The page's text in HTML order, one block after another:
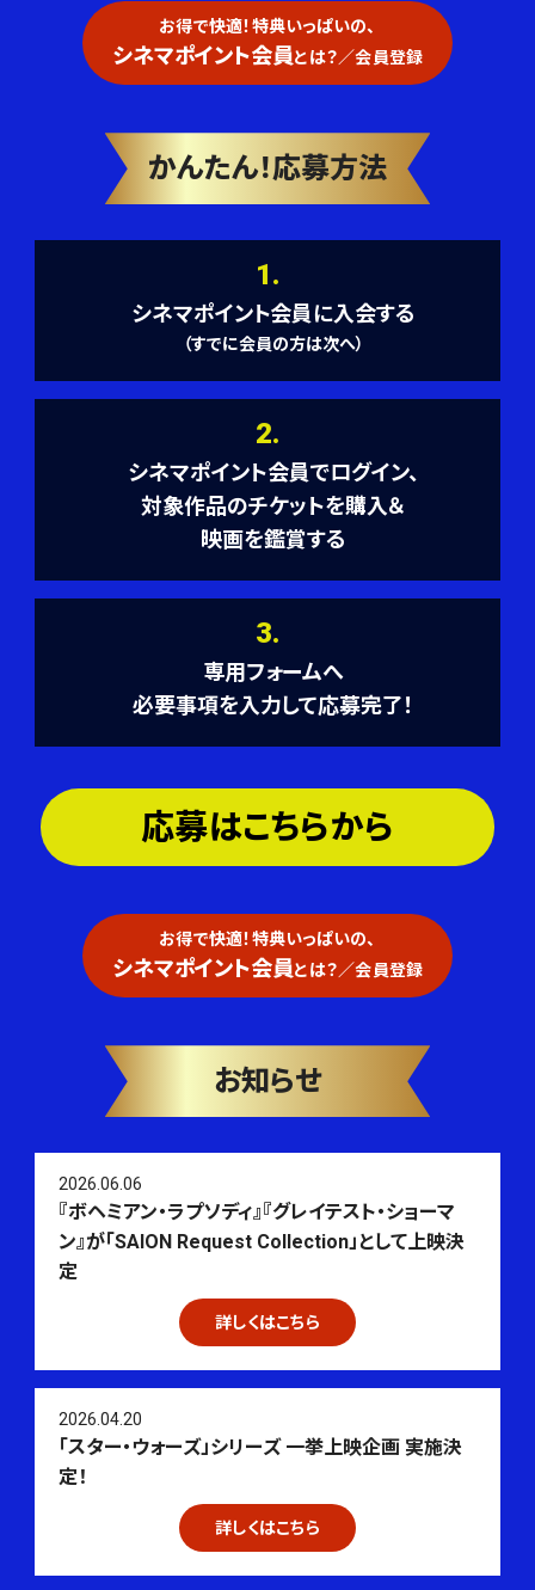
お得で快適！特典いっぱいの、
シネマポイント会員とは？／会員登録
かんたん！応募方法
1.
シネマポイント会員に入会する
（すでに会員の方は次へ）
2.
シネマポイント会員でログイン、
対象作品のチケットを購入＆
映画を鑑賞する
3.
専用フォームへ
必要事項を入力して応募完了！
応募はこちらから
お得で快適！特典いっぱいの、
シネマポイント会員とは？／会員登録
お知らせ
2026.06.06
『ボヘミアン・ラプソディ』『グレイテスト・ショーマ
ン』が「SAION Request Collection」として上映決
定
詳しくはこちら
2026.04.20
「スター・ウォーズ」シリーズ 一挙上映企画 実施決
定！
詳しくはこちら